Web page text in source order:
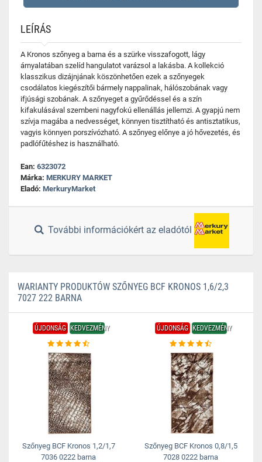
LEÍRÁS
A Kronos szőnyeg a barna és a szürke visszafogott, lágy
árnyalatában szelíd hangulatot varázsol a lakásba. A kollekció
klasszikus dizájnjának köszönhetően ezek a szőnyegek
csodálatos kiegészítői bármely nappalinak, hálószobának vagy
ifjúsági szobának. A szőnyeget a gyűrődéssel és a szín
kifakulásával szembeni nagyfokú ellenállás jellemzi. A gyapjú nem
szívja magába a nedvességet, könnyen tisztítható és antisztatikus,
vagyis könnyen porszívózható. A szőnyeg előnye a jó hővezetés, és
padlófűtéshez is használható.
Ean: 6323072
Márka: MERKURY MARKET
Eladó: MerkuryMarket
További információkért az eladótól
WARIANTY PRODUKTÓW SZŐNYEG BCF KRONOS 1,6/2,3
7027 222 BARNA
ÚJDONSÁG KEDVEZMÉNY
Szőnyeg BCF Kronos 1,2/1,7
7036 0222 barna
ÚJDONSÁG KEDVEZMÉNY
Szőnyeg BCF Kronos 0,8/1,5
7028 0222 barna